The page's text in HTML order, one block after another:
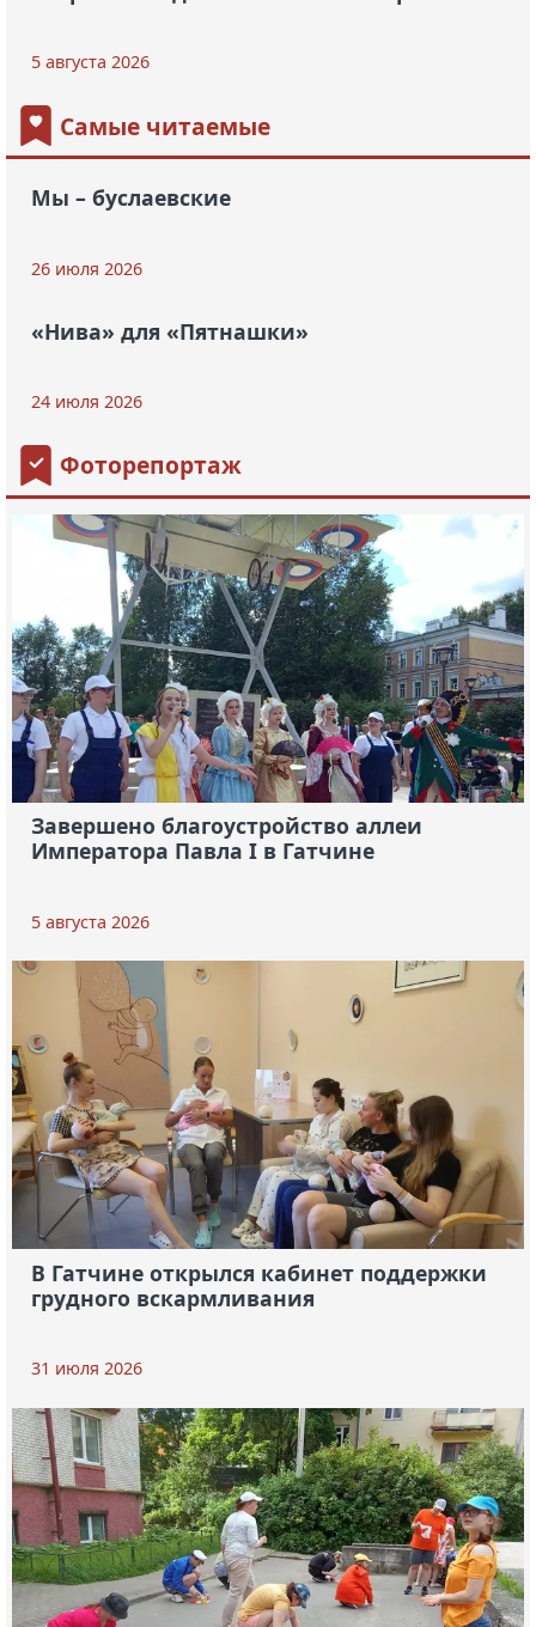
5 августа 2026
Самые читаемые
Мы – буслаевские
26 июля 2026
«Нива» для «Пятнашки»
24 июля 2026
Фоторепортаж
Завершено благоустройство аллеи
Императора Павла I в Гатчине
5 августа 2026
В Гатчине открылся кабинет поддержки
грудного вскармливания
31 июля 2026